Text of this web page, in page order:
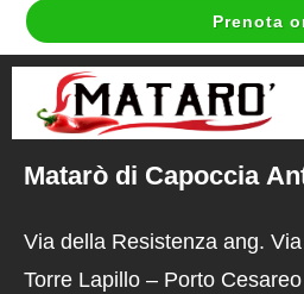
Prenota
Matarò di Capoccia
Via della Resistenza ang.
Torre Lapillo – Porto